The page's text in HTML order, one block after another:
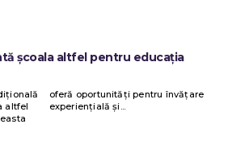
școala altfel pentru educația
altfel
experiențială și...